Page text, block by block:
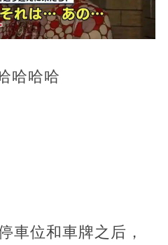
哈哈哈
車位和車牌之后，